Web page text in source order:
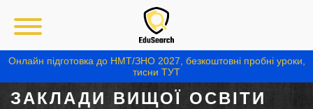
Онлайн підготовка до НМТ/ЗНО 2027, безкоштовні пробні уроки,
тисни ТУТ
ЗАКЛАДИ ВИЩОЇ ОСВІТИ